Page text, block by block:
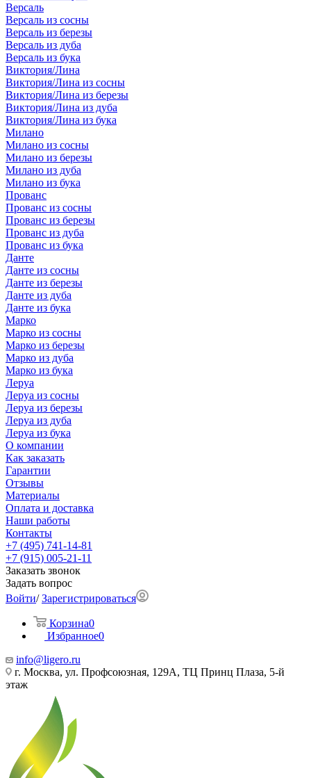
Версаль
Версаль из сосны
Версаль из березы
Версаль из дуба
Версаль из бука
Виктория/Лина
Виктория/Лина из сосны
Виктория/Лина из березы
Виктория/Лина из дуба
Виктория/Лина из бука
Милано
Милано из сосны
Милано из березы
Милано из дуба
Милано из бука
Прованс
Прованс из сосны
Прованс из березы
Прованс из дуба
Прованс из бука
Данте
Данте из сосны
Данте из березы
Данте из дуба
Данте из бука
Марко
Марко из сосны
Марко из березы
Марко из дуба
Марко из бука
Леруа
Леруа из сосны
Леруа из березы
Леруа из дуба
Леруа из бука
О компании
Как заказать
Гарантии
Отзывы
Материалы
Оплата и доставка
Наши работы
Контакты
+7 (495) 741-14-81
+7 (915) 005-21-11
Заказать звонок
Задать вопрос
Войти/Зарегистрироваться
Корзина0
Избранное0
info@ligero.ru
г. Москва, ул. Профсоюзная, 129А, ТЦ Принц Плаза, 5-й
этаж